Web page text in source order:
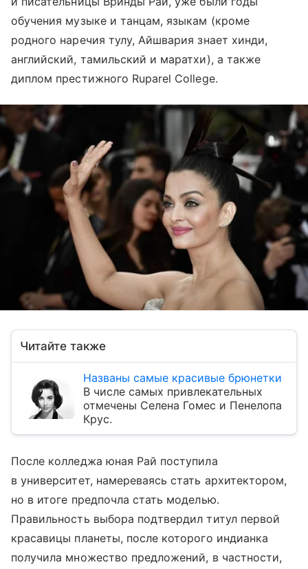
обучения музыке и танцам, языкам (кроме
родного наречия тулу, Айшвария знает хинди,
английский, тамильский и маратхи), а также
диплом престижного Ruparel College.
Читайте также
Названы самые красивые брюнетки
В числе самых привлекательных
отмечены Селена Гомес и Пенелопа
Крус.
После колледжа юная Рай поступила
в университет, намереваясь стать архитектором,
но в итоге предпочла стать моделью.
Правильность выбора подтвердил титул первой
красавицы планеты, после которого индианка
получила множество предложений, в частности,